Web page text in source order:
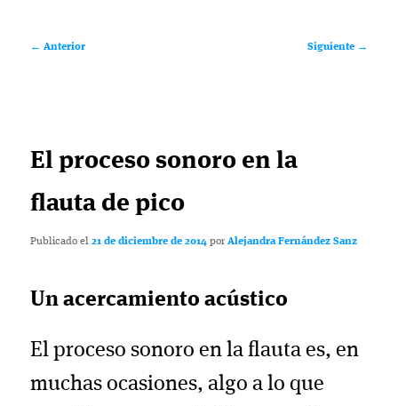
Navegación
← Anterior Siguiente →
El proceso sonoro en la
flauta de pico
Publicado el21 de diciembre de 2014 porAlejandra Fernández Sanz
Un acercamiento acústico
El proceso sonoro en la flauta es, en
muchas ocasiones, algo a lo que